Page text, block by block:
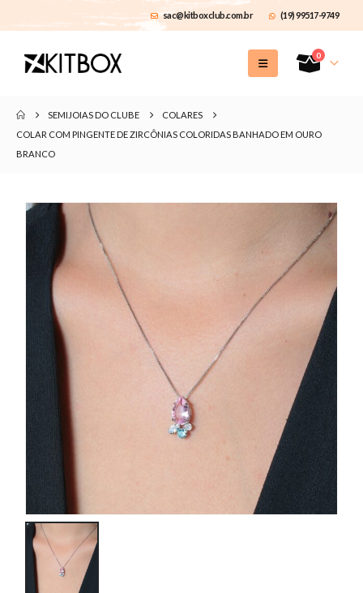
sac@kitboxclub.com.br (19) 99517-9749
0
SEMIJOIAS DO CLUBE
COLARES
COLAR COM PINGENTE DE ZIRCÔNIAS COLORIDAS BANHADO EM OURO
BRANCO